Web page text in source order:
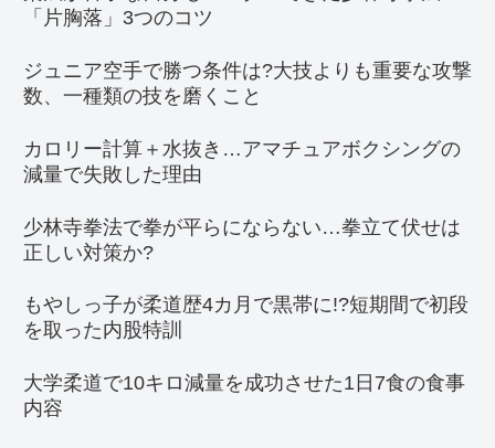
「片胸落」3つのコツ
ジュニア空手で勝つ条件は?大技よりも重要な攻撃
数、一種類の技を磨くこと
カロリー計算＋水抜き…アマチュアボクシングの
減量で失敗した理由
少林寺拳法で拳が平らにならない…拳立て伏せは
正しい対策か?
もやしっ子が柔道歴4カ月で黒帯に!?短期間で初段
を取った内股特訓
大学柔道で10キロ減量を成功させた1日7食の食事
内容